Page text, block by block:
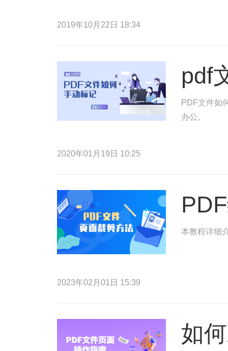
2019年10月22日 18:34
pdf
PDF文件如
办公。
2020年01月19日 10:25
本教程详细
2023年02月01日 15:39
如